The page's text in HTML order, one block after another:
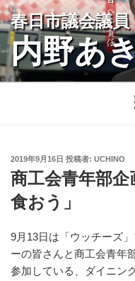
コ
ン
ツ
春日市議会議員
内野あ
投
稿
日:
2019年9月16日 投稿者: UCHINO
商工会青年部
食おう」
9月13日は「ウッチーズ
ーの皆さんと商工会青年
参加している、ダイニン